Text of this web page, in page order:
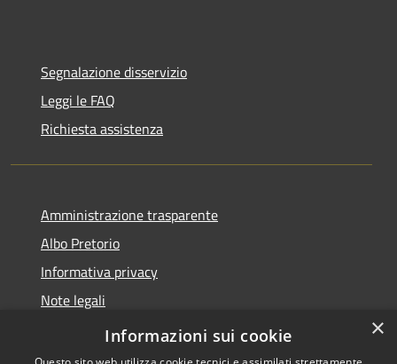
Segnalazione disservizio
Leggi le FAQ
Richiesta assistenza
Amministrazione trasparente
Albo Pretorio
Informativa privacy
Note legali
Dichiarazione di accessibilità
×
Informazioni sui cookie